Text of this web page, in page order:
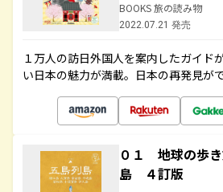
BOOKS 旅の読み物
2022.07.21 発売
１万人の訪日外国人を案内したガイド
い日本の魅力が満載。日本の再発見が
０１ 地球の歩
島 ４訂版